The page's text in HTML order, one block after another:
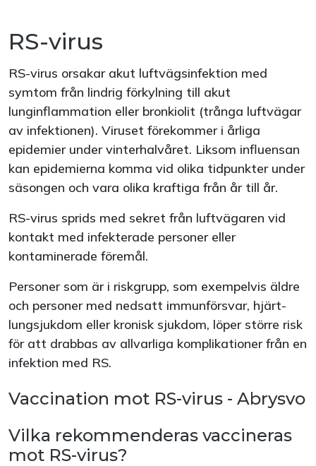
RS-virus
RS-virus orsakar akut luftvägsinfektion med
symtom från lindrig förkylning till akut
lunginflammation eller bronkiolit (trånga luftvägar
av infektionen). Viruset förekommer i årliga
epidemier under vinterhalvåret. Liksom influensan
kan epidemierna komma vid olika tidpunkter under
säsongen och vara olika kraftiga från år till år.
RS-virus sprids med sekret från luftvägaren vid
kontakt med infekterade personer eller
kontaminerade föremål.
Personer som är i riskgrupp, som exempelvis äldre
och personer med nedsatt immunförsvar, hjärt-
lungsjukdom eller kronisk sjukdom, löper större risk
för att drabbas av allvarliga komplikationer från en
infektion med RS.
Vaccination mot RS-virus - Abrysvo
Vilka rekommenderas vaccineras
mot RS-virus?